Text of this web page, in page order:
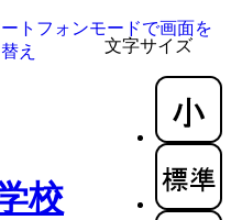
文字サイズ
トフォンモードで画面を
え
校